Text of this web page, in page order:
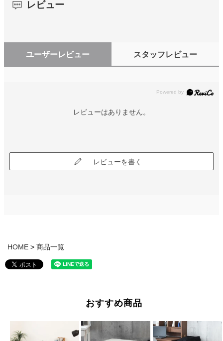
レビュー
ユーザーレビュー スタッフレビュー
レビューはありません。
レビューを書く
HOME 商品一覧
おすすめ商品